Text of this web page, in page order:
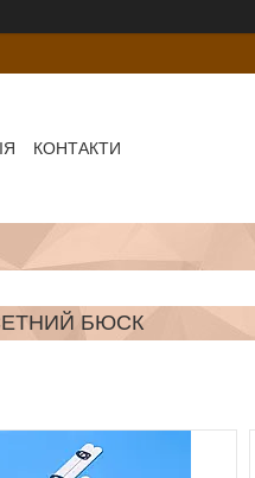
КОНТАКТИ
БЮСК